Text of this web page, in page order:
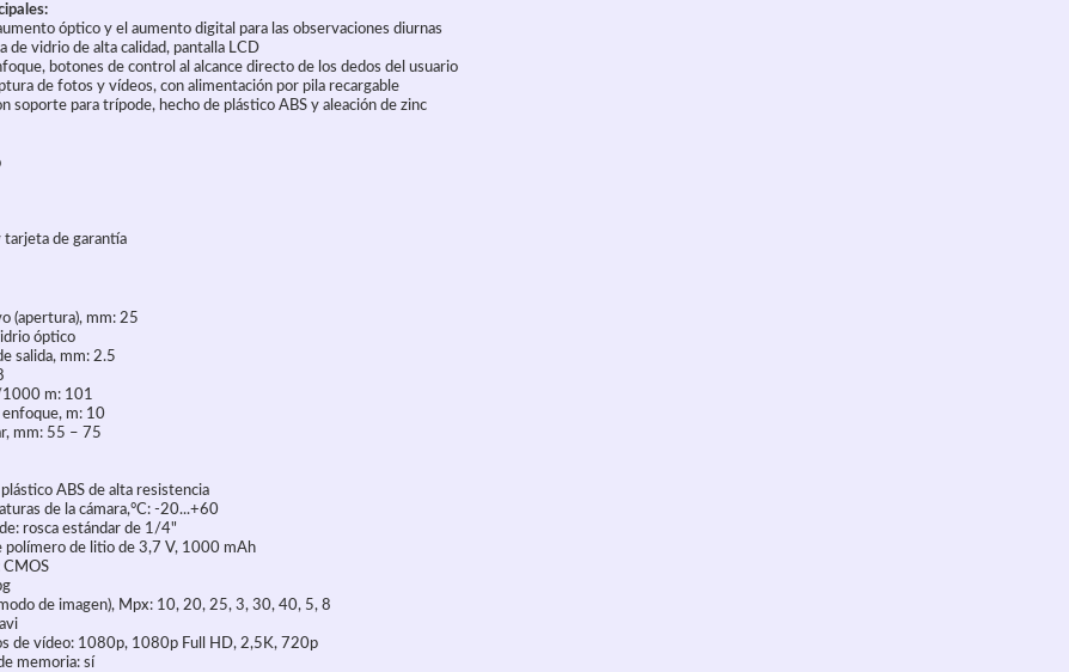
óptico y el aumento digital para las observaciones diurnas
de vidrio de alta calidad, pantalla LCD
botones de control al alcance directo de los dedos del usuario
de fotos y vídeos, con alimentación por pila recargable
soporte para trípode, hecho de plástico ABS y aleación de zinc
tarjeta de garantía
(apertura), mm: 25
óptico
salida, mm: 2.5
m: 101
enfoque, m: 10
mm: 55 – 75
ABS de alta resistencia
de la cámara,°C: -20...+60
rosca estándar de 1/4"
polímero de litio de 3,7 V, 1000 mAh
CMOS
de imagen), Mpx: 10, 20, 25, 3, 30, 40, 5, 8
de vídeo: 1080p, 1080p Full HD, 2,5K, 720p
memoria: sí